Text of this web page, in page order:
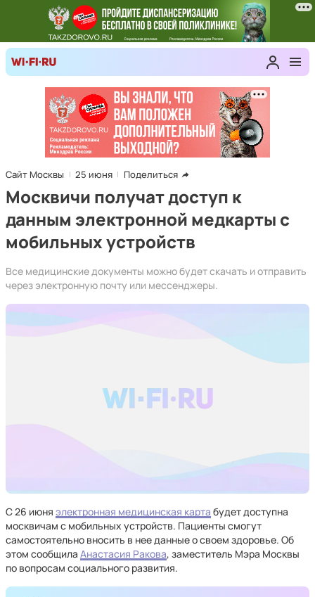
Сайт Москвы 25 июня Поделиться
Москвичи получат доступ к
данным электронной медкарты с
мобильных устройств
Все медицинские документы можно будет скачать и отправить
через электронную почту или мессенджеры.
С 26 июня электронная медицинская карта будет доступна
москвичам с мобильных устройств. Пациенты смогут
самостоятельно вносить в нее данные о своем здоровье. Об
этом сообщила Анастасия Ракова, заместитель Мэра Москвы
по вопросам социального развития.